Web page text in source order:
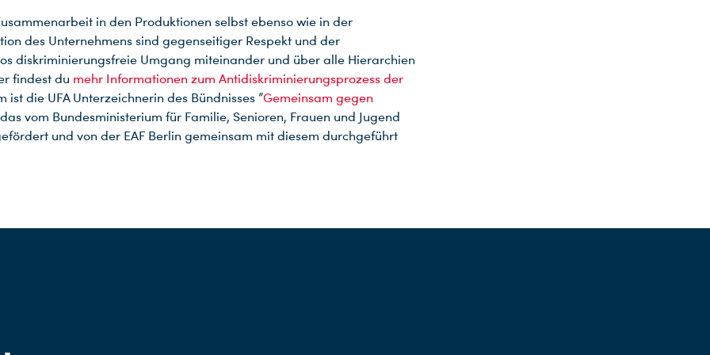
in den Produktionen selbst ebenso wie in der
des Unternehmens sind gegenseitiger Respekt und der
diskriminierungsfreie Umgang miteinander und über alle Hierarchien
findest du mehr Informationen zum Antidiskriminierungsprozess der
ist die UFA Unterzeichnerin des Bündnisses ”Gemeinsam gegen
das vom Bundesministerium für Familie, Senioren, Frauen und Jugend
und von der EAF Berlin gemeinsam mit diesem durchgeführt